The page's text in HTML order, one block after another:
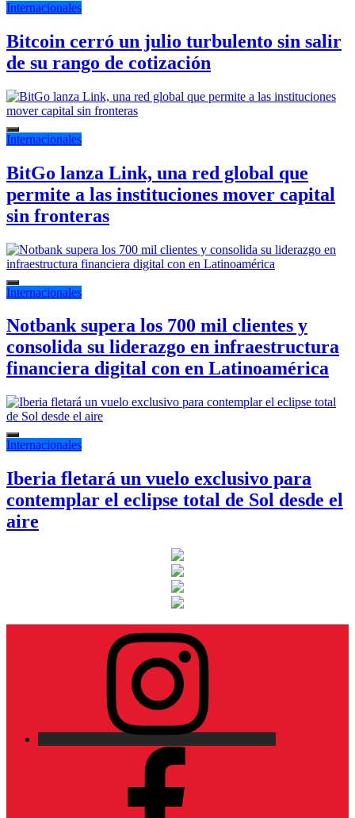
Internacionales
Bitcoin cerró un julio turbulento sin salir
de su rango de cotización
Internacionales
BitGo lanza Link, una red global que
permite a las instituciones mover capital
sin fronteras
Internacionales
Notbank supera los 700 mil clientes y
consolida su liderazgo en infraestructura
financiera digital con en Latinoamérica
Internacionales
Iberia fletará un vuelo exclusivo para
contemplar el eclipse total de Sol desde el
aire